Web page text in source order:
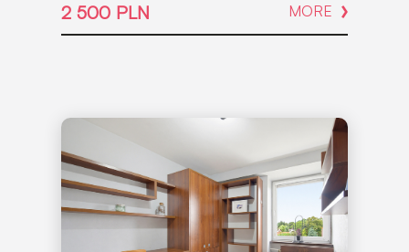
2 500 PLN MORE